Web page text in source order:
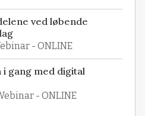
ved løbende
- ONLINE
i gang med digital
- ONLINE